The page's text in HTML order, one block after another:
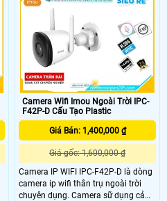
nén H
Camera Wifi Imou Ngoài Trời IPC-
F42P-D Cấu Tạo Plastic
Giá Bán: 1,400,000 ₫
Giá gốc: 1,600,000 ₫
Camera IP WIFI IPC-F42P-D là dòng
camera ip wifi thân trụ ngoài trời
chuyên dụng. Camera sữ dụng cảm